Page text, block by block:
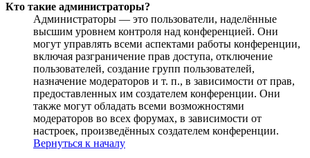
Кто такие администраторы?
Администраторы — это пользователи, наделённые
высшим уровнем контроля над конференцией. Они
могут управлять всеми аспектами работы конференции,
включая разграничение прав доступа, отключение
пользователей, создание групп пользователей,
назначение модераторов и т. п., в зависимости от прав,
предоставленных им создателем конференции. Они
также могут обладать всеми возможностями
модераторов во всех форумах, в зависимости от
настроек, произведённых создателем конференции.
Вернуться к началу